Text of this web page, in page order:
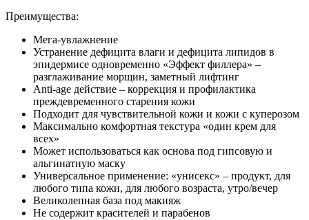
Преимущества:
Мега-увлажнение
Устранение дефицита влаги и дефицита липидов в
эпидермисе одновременно «Эффект филлера» –
разглаживание морщин, заметный лифтинг
Anti-age действие – коррекция и профилактика
преждевременного старения кожи
Подходит для чувcтвительной кожи и кожи с куперозом
Максимально комфортная текстура «один крем для
всех»
Может использоваться как основа под гипсовую и
альгинатную маску
Универсальное применение: «унисекс» – продукт, для
любого типа кожи, для любого возраста, утро/вечер
Великолепная база под макияж
Не содержит красителей и парабенов